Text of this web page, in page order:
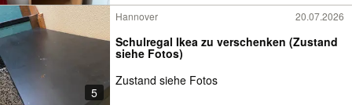
5
Hannover 20.07.2026
Schulregal Ikea zu verschenken (Zustand
siehe Fotos)
Zustand siehe Fotos